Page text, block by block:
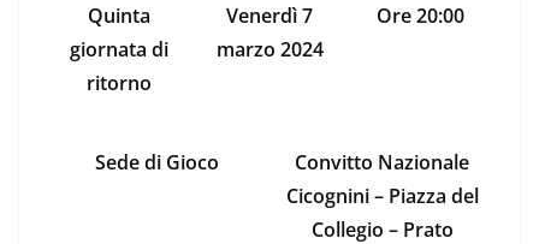
Quinta
giornata di
ritorno
Venerdì 7
marzo 2024
Ore 20:00
Sede di Gioco
Convitto Nazionale
Cicognini – Piazza del
Collegio – Prato